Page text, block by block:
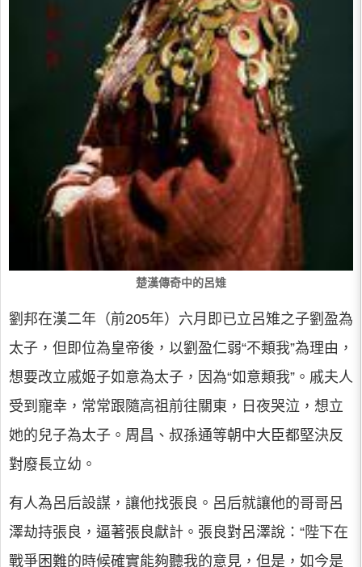
楚漢傳奇中的呂雉
劉邦在漢二年（前205年）六月即已立呂雉之子劉盈為
太子，但即位為皇帝後，以劉盈仁弱“不類我”為理由，
想要改立戚姬子如意為太子，因為“如意類我”。戚夫人
受到寵幸，常常跟隨高祖前往關東，日夜哭泣，想立
她的兒子為太子。周昌、叔孫通等朝中大臣都堅決反
對廢長立幼。
有人為呂后設謀，讓他找張良。呂后就讓他的哥哥呂
澤劫持張良，逼著張良獻計。張良對呂澤說：“陛下在
戰爭困難的時候確實能夠聽我的意見，但是，如今是